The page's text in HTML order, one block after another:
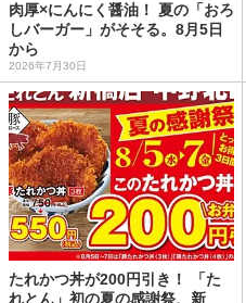
肉厚×にんにく醤油！ 夏の「おろ
しバーガー」がそそる。8月5日
から
2026年7月30日
たれかつ丼が200円引き！ 「た
れとん」初の夏の感謝祭、新